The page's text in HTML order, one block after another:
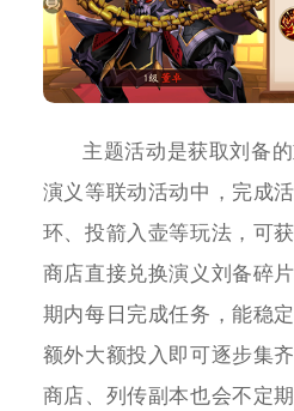
主题活动是获取刘备
演义等联动活动中，完成
环、投箭入壶等玩法，可
商店直接兑换演义刘备碎
期内每日完成任务，能稳
额外大额投入即可逐步集
商店、列传副本也会不定